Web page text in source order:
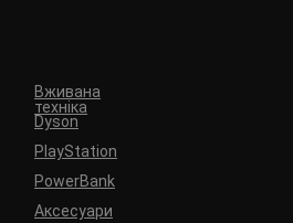
Вживана
техніка
Dyson
PlayStation
PowerBank
Аксесуари